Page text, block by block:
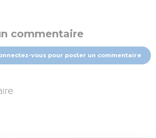
commentaire
vous pour poster un commentaire